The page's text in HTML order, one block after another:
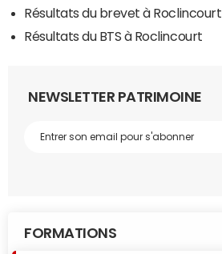
Résultats du brevet à Roclincourt
Résultats du BTS à Roclincourt
NEWSLETTER PATRIMOINE
FORMATIONS